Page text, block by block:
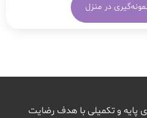
در منزل
پایه و تکمیلی با هدف رضایت